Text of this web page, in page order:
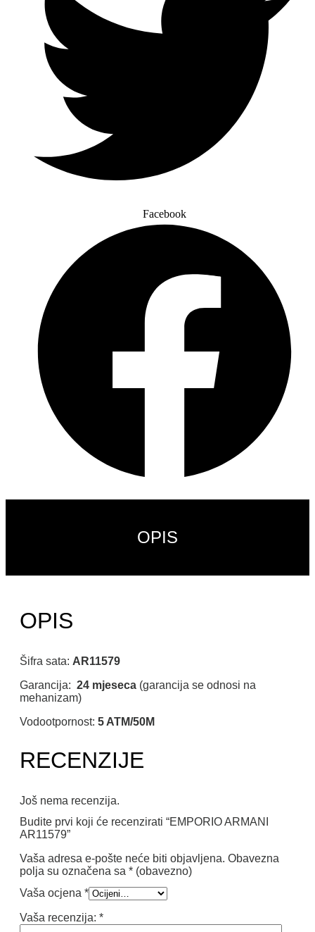
Facebook
OPIS
OPIS
Šifra sata: AR11579
Garancija: 24 mjeseca (garancija se odnosi na
mehanizam)
Vodootpornost: 5 ATM/50M
RECENZIJE
Još nema recenzija.
Budite prvi koji će recenzirati “EMPORIO ARMANI
AR11579”
Vaša adresa e-pošte neće biti objavljena. Obavezna
polja su označena sa * (obavezno)
Vaša ocjena *
Vaša recenzija: *